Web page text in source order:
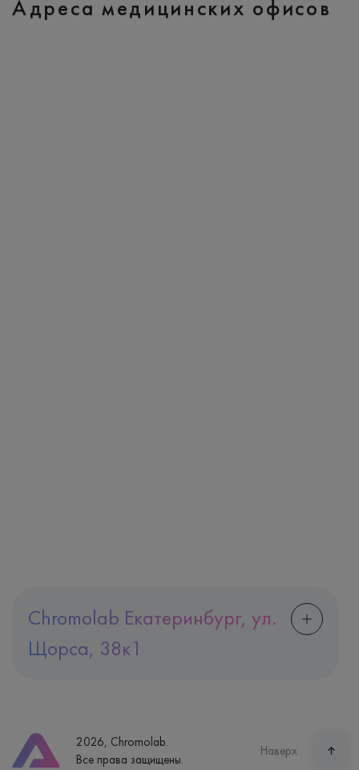
Chromolab Екатеринбург, ул.
Щорса, 38к1
Часы работы
пн-вс: 7:30-15:00
Адреса медицинских офисов
2026, Chromolab.
Все права защищены.
Наверх